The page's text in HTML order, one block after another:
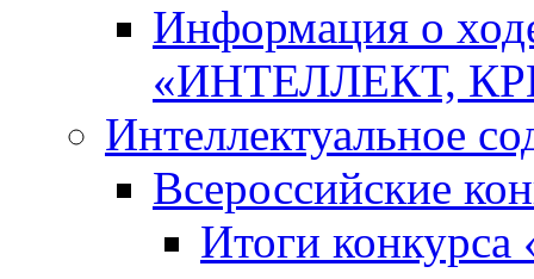
Информация о
«ИНТЕЛЛЕКТ,
Интеллектуальное
Всероссийские
Итоги конкурса